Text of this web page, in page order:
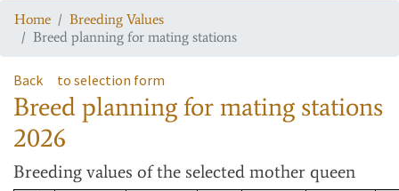
Home
Breeding Values
Breed planning for mating stations
Back to selection form
Breed planning for mating stations
2026
Breeding values of the selected mother queen